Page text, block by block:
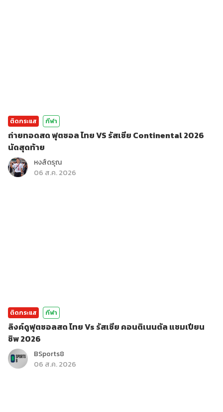
ติดกระแส กีฬา
ถ่ายทอดสด ฟุตซอล ไทย VS รัสเซีย Continental 2026
นัดสุดท้าย
หงส์ดรุณ
06 ส.ค. 2026
ติดกระแส กีฬา
ลิงค์ดูฟุตซอลสด ไทย Vs รัสเซีย คอนติเนนตัล แชมเปียน
ชิพ 2026
BSports8
06 ส.ค. 2026